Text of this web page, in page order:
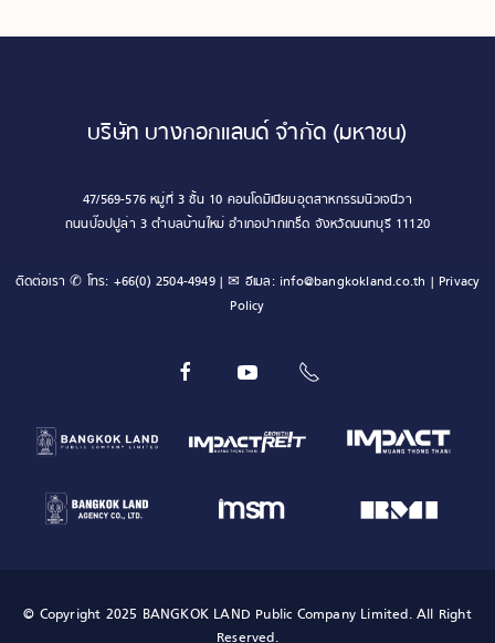
บริษัท บางกอกแลนด์ จำกัด (มหาชน)
47/569-576 หมู่ที่ 3 ชั้น 10 คอนโดมิเนียมอุตสาหกรรมนิวเจนีวา
ถนนป๊อปปูล่า 3 ตำบลบ้านใหม่ อำเภอปากเกร็ด จังหวัดนนทบุรี 11120
ติดต่อเรา ✆ โทร: +66(0) 2504-4949| ✉ อีเมล: info@bangkokland.co.th | Privacy
Policy
© Copyright 2025 BANGKOK LAND Public Company Limited. All Right
Reserved.